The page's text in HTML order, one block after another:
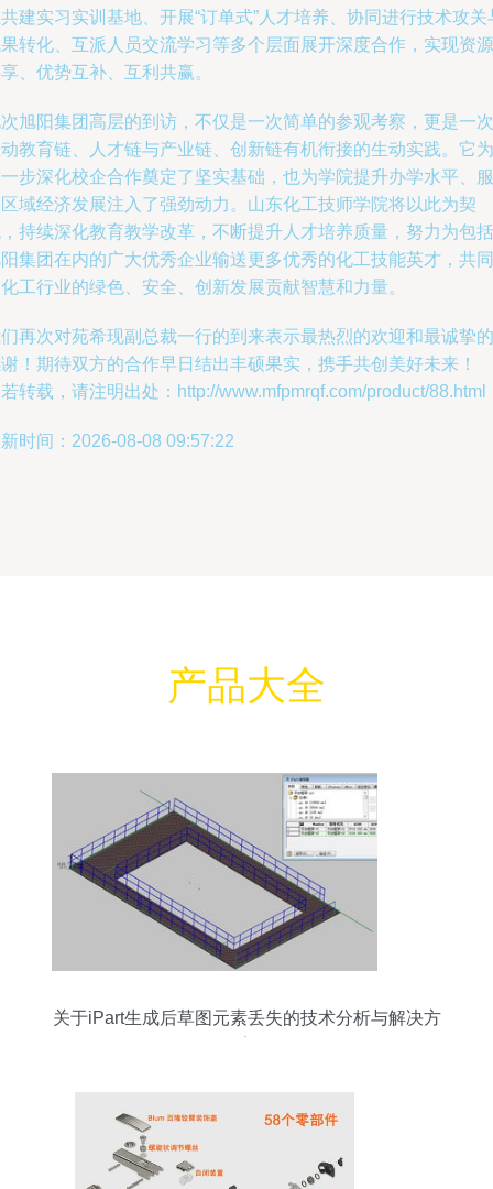
建实习实训基地、开展“订单式”人才培养、协同进行技术攻关
转化、互派人员交流学习等多个层面展开深度合作，实现资源
、优势互补、互利共赢。
旭阳集团高层的到访，不仅是一次简单的参观考察，更是一次
教育链、人才链与产业链、创新链有机衔接的生动实践。它为
步深化校企合作奠定了坚实基础，也为学院提升办学水平、服
域经济发展注入了强劲动力。山东化工技师学院将以此为契
持续深化教育教学改革，不断提升人才培养质量，努力为包括
集团在内的广大优秀企业输送更多优秀的化工技能英才，共同
工行业的绿色、安全、创新发展贡献智慧和力量。
再次对苑希现副总裁一行的到来表示最热烈的欢迎和最诚挚的
！期待双方的合作早日结出丰硕果实，携手共创美好未来！
转载，请注明出处：http://www.mfpmrqf.com/product/88.html
时间：2026-08-08 09:57:22
产品大全
关于iPart生成后草图元素丢失的技术分析与解决方